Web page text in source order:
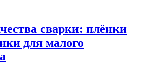
сварки: плёнки
для малого